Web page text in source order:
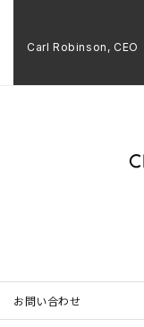
Carl Robinson, CEO
お問い合わせ